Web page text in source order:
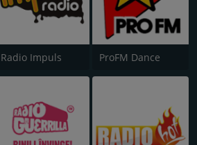
Radio Impuls ProFM Dance